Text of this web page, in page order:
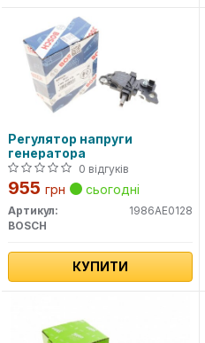
Регулятор напруги
генератора
0 відгуків
955 грн сьогодні
Артикул:
1986AE0128
BOSCH
КУПИТИ